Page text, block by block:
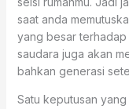
saat anda
yang besar terhadap
saudara juga akan
bahkan generasi
Satu keputusan